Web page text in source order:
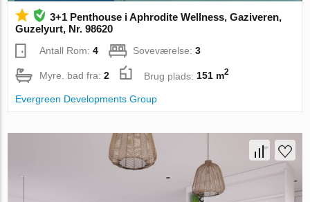
3+1 Penthouse i Aphrodite Wellness, Gaziveren,
Guzelyurt, Nr. 98620
Antall Rom:4 Soveværelse:3
Myre. bad fra:2 Brug plads:151 m2
Evergreen Developments Group